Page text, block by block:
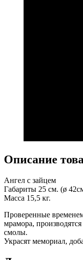
Описание
Ангел с зайцем
Габариты 25 см. (ø
Масса 15,5 кг.
Проверенные
мрамора,
смолы.
Украсят мемориал,